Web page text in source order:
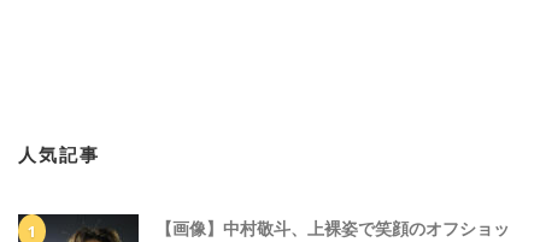
人気記事
【画像】中村敬斗、上裸姿で笑顔のオフショッ